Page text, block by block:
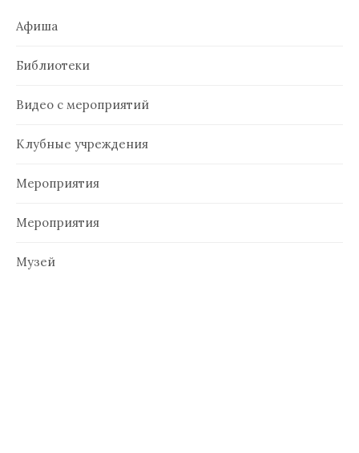
Афиша
Библиотеки
Видео с мероприятий
Клубные учреждения
Мероприятия
Мероприятия
Музей